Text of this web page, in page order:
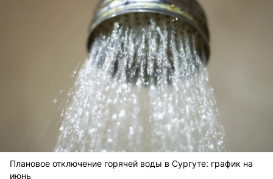
Плановое отключение горячей воды в Сургуте: график на
июнь